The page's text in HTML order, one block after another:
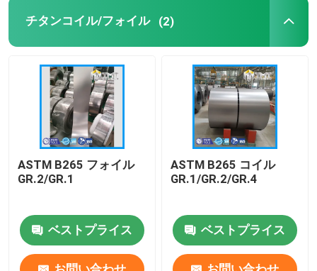
チタンコイル/フォイル
チタニウム ワイヤー
チタン鍛造/フランジ
チタニウムの管/管
チタン機械部品
チタンコイル/フォイル (2)
ASTM B265 フォイル
GR.2/GR.1
ベストプライス
ASTM B265 コイル
GR.1/GR.2/GR.4
ベストプライス